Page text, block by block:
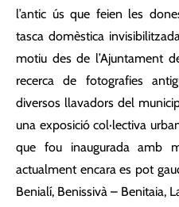
l’antic ús que feien les
tasca domèstica
motiu des de l’Ajuntament
recerca de fotografies
diversos llavadors del
una exposició col·lectiva
que fou inaugurada
actualment encara es pot
Benialí, Benissivà – Benitaia,